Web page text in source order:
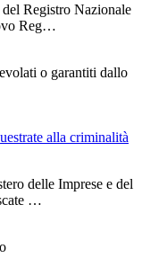
Registro Nazionale
Reg…
o garantiti dallo
alla criminalità
delle Imprese e del
…